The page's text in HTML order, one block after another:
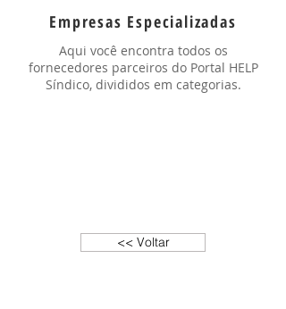
Empresas Especializadas
Aqui você encontra todos os
fornecedores parceiros do Portal HELP
Síndico, divididos em categorias.
<< Voltar